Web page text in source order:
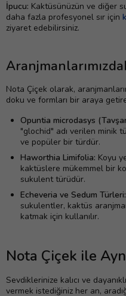
İpucu: Kaktüsünüzün ve diğer
daha fazla profesyonel sır için
ziyaret edebilirsiniz.
Nota Çiçek olarak,
doku ve formları bir araya
Opuntia microdasys
"glochid" adı verilen minik
ve popüler bir türdür.
Haworthia Limifolia: Koyu
kaktüslere mükemmel bir
sukulent türüdür.
Echeveria ve Sedum Türleri:
sukulentler, kaktüs
katmak için kullanılır.
Nota Çiçek ile
Sevdiklerinize kalıcı ve
vermek istediğiniz her an,